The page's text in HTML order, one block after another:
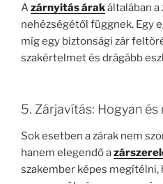
Azárnyitás árakáltalában a
nehézségétől függnek. Egy
míg egy biztonsági zár
szakértelmet és drágább
5. Zárjavítás: Hogyan és
Sok esetben a zárak nem
hanem elegendő a
szakember képes megítélni,